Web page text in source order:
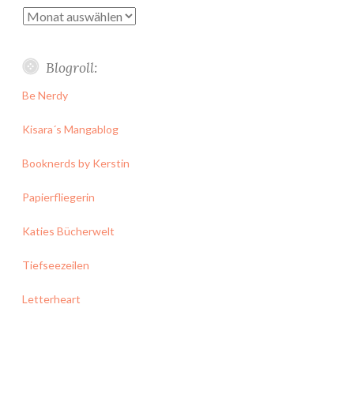
Archiv
Blogroll:
Be Nerdy
Kisara´s Mangablog
Booknerds by Kerstin
Papierfliegerin
Katies Bücherwelt
Tiefseezeilen
Letterheart